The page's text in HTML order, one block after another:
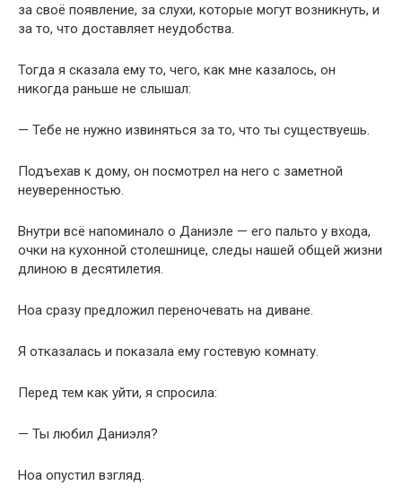
за своё появление, за слухи, которые могут возникнуть, и
за то, что доставляет неудобства.
Тогда я сказала ему то, чего, как мне казалось, он
никогда раньше не слышал:
— Тебе не нужно извиняться за то, что ты существуешь.
Подъехав к дому, он посмотрел на него с заметной
неуверенностью.
Внутри всё напоминало о Даниэле — его пальто у входа,
очки на кухонной столешнице, следы нашей общей жизни
длиною в десятилетия.
Ноа сразу предложил переночевать на диване.
Я отказалась и показала ему гостевую комнату.
Перед тем как уйти, я спросила:
— Ты любил Даниэля?
Ноа опустил взгляд.